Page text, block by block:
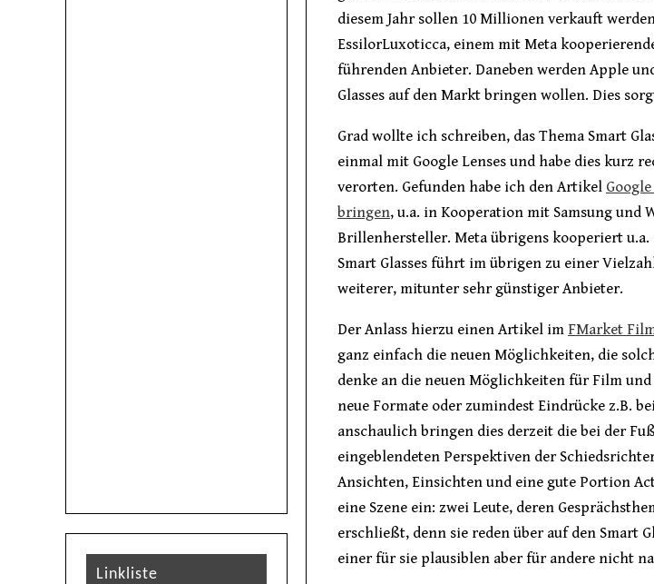
diesem Jahr sollen 10 Millionen verkauft
EssilorLuxoticca, einem mit Meta
führenden Anbieter. Daneben werden Apple
Glasses auf den Markt bringen wollen. Dies
Grad wollte ich schreiben, das Thema Smart
einmal mit Google Lenses und habe dies kurz
verorten. Gefunden habe ich den Artikel
bringen, u.a. in Kooperation mit Samsung und
Brillenhersteller. Meta übrigens kooperiert u.a.
Smart Glasses führt im übrigen zu einer
weiterer, mitunter sehr günstiger Anbieter.
Der Anlass hierzu einen Artikel im FMarket
ganz einfach die neuen Möglichkeiten, die
denke an die neuen Möglichkeiten für Film
neue Formate oder zumindest Eindrücke z.B.
anschaulich bringen dies derzeit die bei der
eingeblendeten Perspektiven der
Ansichten, Einsichten und eine gute Portion
eine Szene ein: zwei Leute, deren
erschließt, denn sie reden über auf den Smart
einer für sie plausiblen aber für andere nicht
Linkliste